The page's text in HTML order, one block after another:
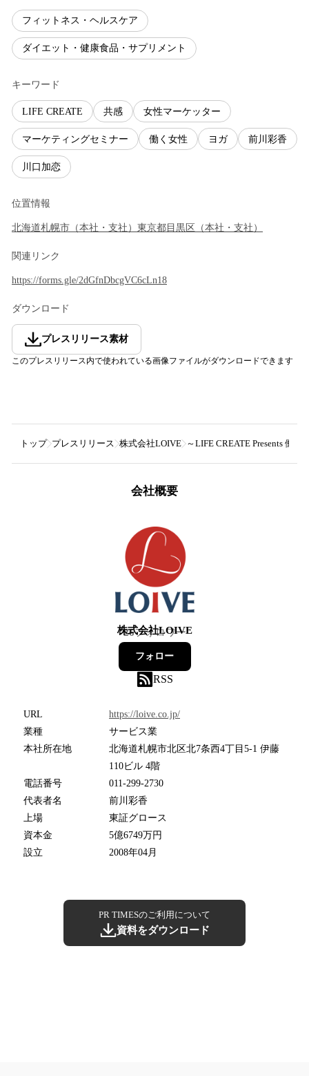
フィットネス・ヘルスケア
ダイエット・健康食品・サプリメント
キーワード
LIFE CREATE 共感 女性マーケッター
マーケティングセミナー 働く女性 ヨガ 前川彩香
川口加恋
位置情報
北海道札幌市 （本社・支社 ） 東京都目黒区 （本社・支社 ）
関連リンク
https://forms.gle/2dGfnDbcgVC6cLn18
ダウンロード
プレスリリース素材
このプレスリリース内で使われている画像ファイルがダウンロードできます
トップ プレスリリース 株式会社LOIVE ～LIFE CREATE Presents 働
会社概要
株式会社LOIVE
26フォロワー
フォロー
RSS
URL
https://loive.co.jp/
業種
サービス業
本社所在地
北海道札幌市北区北7条西4丁目5-1 伊藤
110ビル 4階
電話番号
011-299-2730
代表者名
前川彩香
上場
東証グロース
資本金
5億6749万円
設立
2008年04月
PR TIMESのご利用について
資料をダウンロード